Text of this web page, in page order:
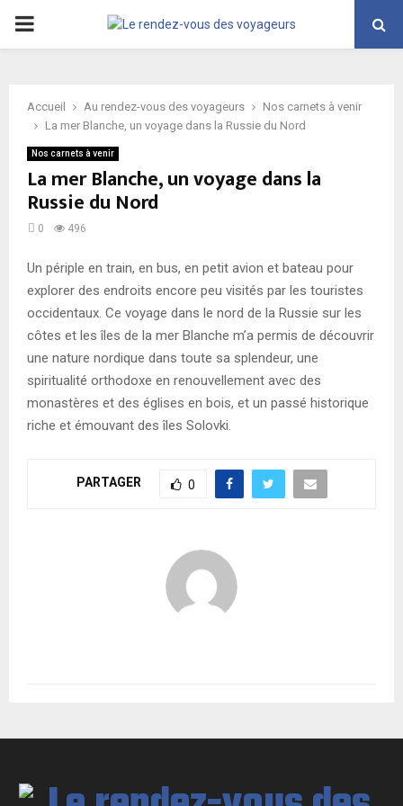
PRIMARY
Accueil Au rendez-vous des voyageurs
Nos carnets à venir
La mer Blanche, un voyage dans la Russie du Nord
Nos carnets à venir
La mer Blanche, un voyage dans la
Russie du Nord
0 496
Un périple en train, en bus, en petit avion et bateau pour
explorer des endroits encore peu visités par les touristes
occidentaux. Ce voyage dans le nord de la Russie sur les
côtes et les îles de la mer Blanche m’a permis de découvrir
une nature nordique dans toute sa splendeur, une
spiritualité orthodoxe en renouvellement avec des
monastères et des églises en bois, et un passé historique
riche et émouvant des îles Solovki.
PARTAGER 0